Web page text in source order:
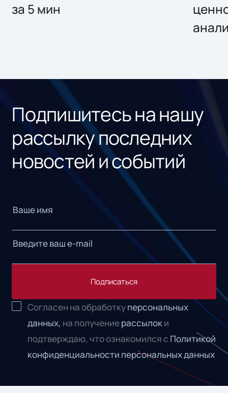
за 5 мин
Подпишитесь на нашу
рассылку последних
новостей и событий
Подписаться
Согласен на обработкуперсональных
данных, на получениерассылок и
подтверждаю, что ознакомился с Политикой
конфиденциальности персональных данных